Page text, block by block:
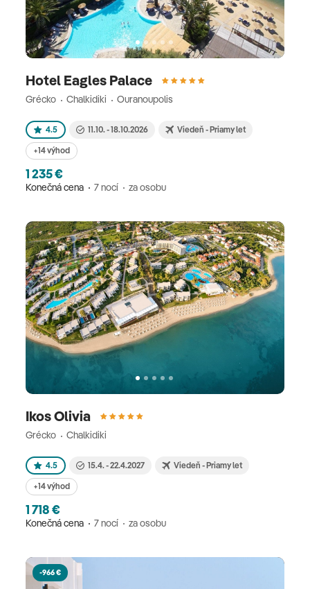
Hotel Eagles Palace
Grécko Chalkidiki Ouranoupolis
4.5 11.10. - 18.10.2026 Viedeň - Priamy let
+14 výhod
1 235 €
Konečná cena 7 nocí za osobu
Ikos Olivia
Grécko Chalkidiki
4.5 15.4. - 22.4.2027 Viedeň - Priamy let
+14 výhod
1 718 €
Konečná cena 7 nocí za osobu
-966 €